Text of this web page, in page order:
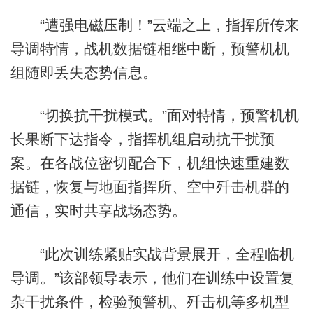
“遭强电磁压制！”云端之上，指挥所传来
导调特情，战机数据链相继中断，预警机机
组随即丢失态势信息。
“切换抗干扰模式。”面对特情，预警机机
长果断下达指令，指挥机组启动抗干扰预
案。在各战位密切配合下，机组快速重建数
据链，恢复与地面指挥所、空中歼击机群的
通信，实时共享战场态势。
“此次训练紧贴实战背景展开，全程临机
导调。”该部领导表示，他们在训练中设置复
杂干扰条件，检验预警机、歼击机等多机型